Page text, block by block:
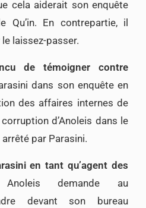
cela aiderait son enquête
Qu’in. En contrepartie, il
laissez-passer.
de témoigner contre
dans son enquête en
des affaires internes de
d’Anoleis dans le
par Parasini.
en tant qu’agent des
demande au
devant son bureau